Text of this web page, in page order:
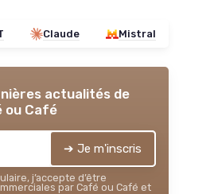
Claude Mistral
actualités de
ou Café
➔ Je m'inscris
j’accepte d’être
par Café ou Café et